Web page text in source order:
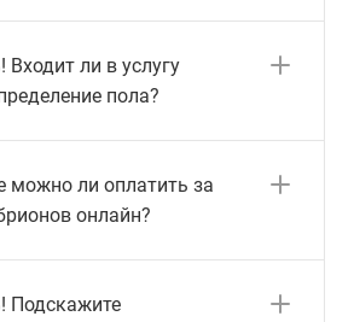
ли в услугу
пола?
можно ли оплатить за
онлайн?
Подскажите